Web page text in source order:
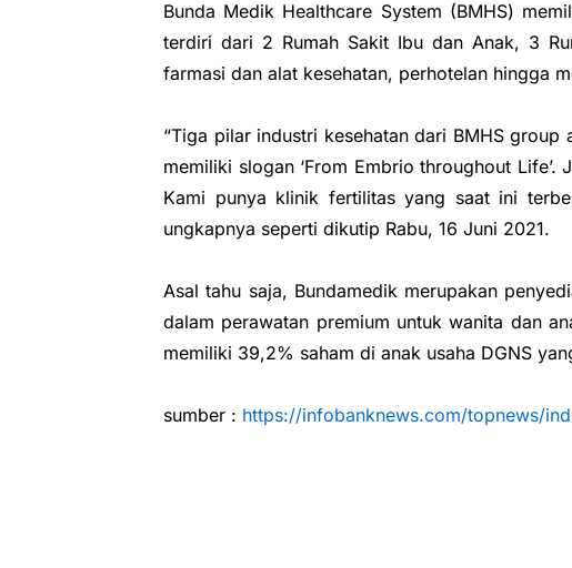
Bunda Medik Healthcare System (BMHS)
terdiri dari 2 Rumah Sakit Ibu dan Anak, 3
farmasi dan alat kesehatan, perhotelan hingga
“Tiga pilar industri kesehatan dari BMHS
memiliki slogan ‘From Embrio throughout
Kami punya klinik fertilitas yang saat ini
ungkapnya seperti dikutip Rabu, 16 Juni 2021.
Asal tahu saja, Bundamedik merupakan
dalam perawatan premium untuk wanita dan
memiliki 39,2% saham di anak usaha DGNS
sumber : https://infobanknews.com/topnews/